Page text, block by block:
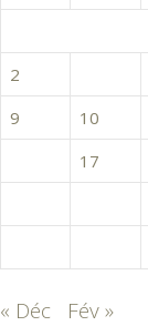
2
9
10
17
« Déc Fév »